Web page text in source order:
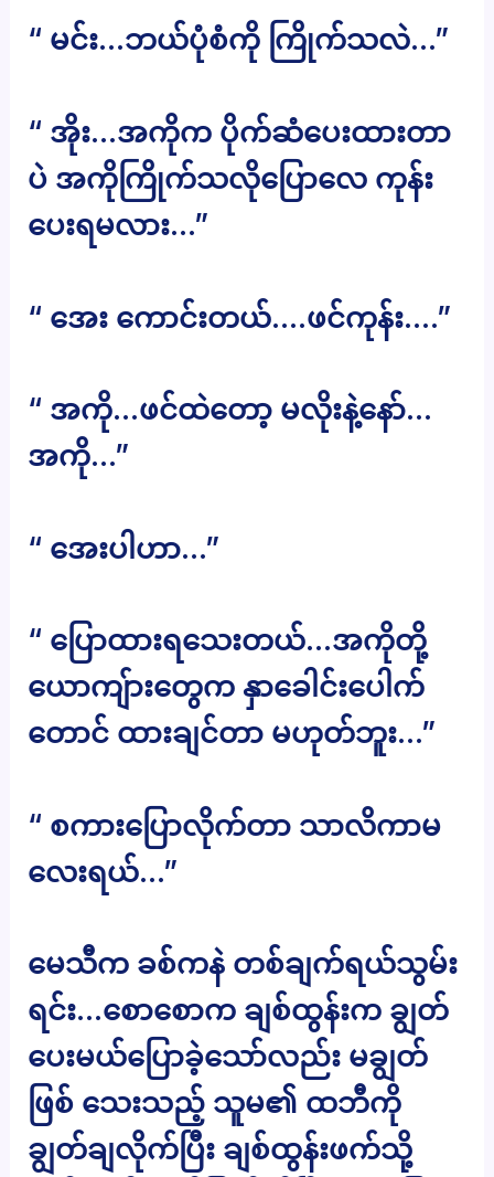
“ မင်း…ဘယ်ပုံစံကို ကြိုက်သလဲ…”
“ အိုး…အကိုက ပိုက်ဆံပေးထားတာ
ပဲ အကိုကြိုက်သလိုပြောလေ ကုန်း
ပေးရမလား…”
“ အေး ကောင်းတယ်….ဖင်ကုန်း….”
“ အကို…ဖင်ထဲတော့ မလိုးနဲ့နော်…
အကို…”
“ အေးပါဟာ…”
“ ပြောထားရသေးတယ်…အကိုတို့
ယောကျ်ားတွေက နှာခေါင်းပေါက်
တောင် ထားချင်တာ မဟုတ်ဘူး…”
“ စကားပြောလိုက်တာ သာလိကာမ
လေးရယ်…”
မေသီက ခစ်ကနဲ တစ်ချက်ရယ်သွမ်း
ရင်း…စောစောက ချစ်ထွန်းက ချွတ်
ပေးမယ်ပြောခဲ့သော်လည်း မချွတ်
ဖြစ် သေးသည့် သူမ၏ ထဘီကို
ချွတ်ချလိုက်ပြီး ချစ်ထွန်းဖက်သို့